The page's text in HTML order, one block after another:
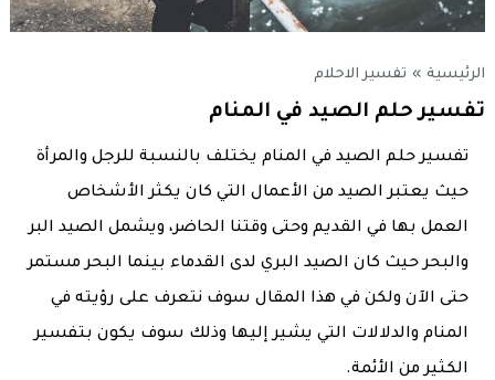
الرئيسية » تفسير الاحلام
تفسير حلم الصيد في المنام
تفسير حلم الصيد في المنام يختلف بالنسبة للرجل والمرأة
حيث يعتبر الصيد من الأعمال التي كان يكثر الأشخاص
العمل بها في القديم وحتى وقتنا الحاضر، ويشمل الصيد البر
والبحر حيث كان الصيد البري لدى القدماء بينما البحر مستمر
حتى الآن ولكن في هذا المقال سوف نتعرف على رؤيته في
المنام والدلالات التي يشير إليها وذلك سوف يكون بتفسير
الكثير من الأئمة.